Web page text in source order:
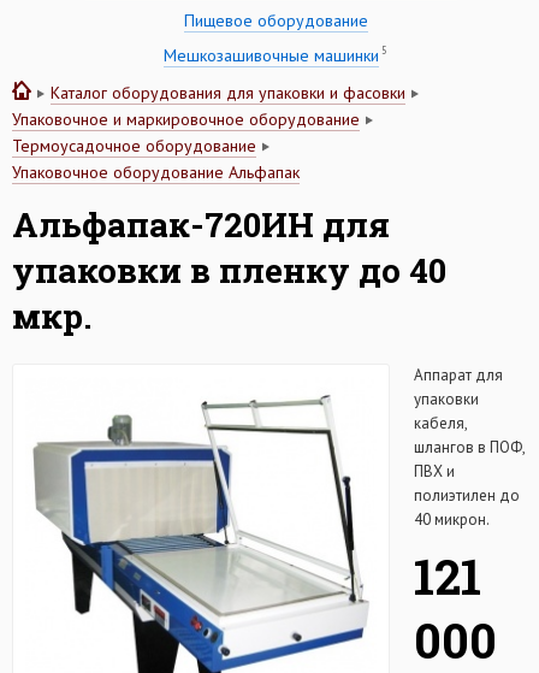
Пищевое оборудование
Мешкозашивочные машинки 5
Каталог оборудования для упаковки и фасовки
Упаковочное и маркировочное оборудование
Термоусадочное оборудование
Упаковочное оборудование Альфапак
Альфапак-720ИН для
упаковки в пленку до 40
мкр.
Аппарат для
упаковки
кабеля,
шлангов в ПОФ,
ПВХ и
полиэтилен до
40 микрон.
121
000